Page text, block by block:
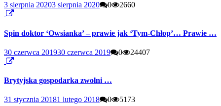
3 sierpnia 20203 sierpnia 2020 0 2660
Spin doktor ‘Owsianka’ – prawie jak ‘Tym-Chłop’… Prawie …
30 czerwca 201930 czerwca 2019 0 24407
Brytyjska gospodarka zwolni …
31 stycznia 20181 lutego 2018 0 5173